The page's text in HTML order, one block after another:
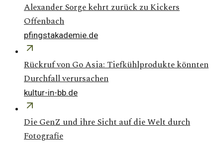
Alexander Sorge kehrt zurück zu Kickers
Offenbach
pfingstakademie.de
Rückruf von Go Asia: Tiefkühlprodukte könnten
Durchfall verursachen
kultur-in-bb.de
Die GenZ und ihre Sicht auf die Welt durch
Fotografie